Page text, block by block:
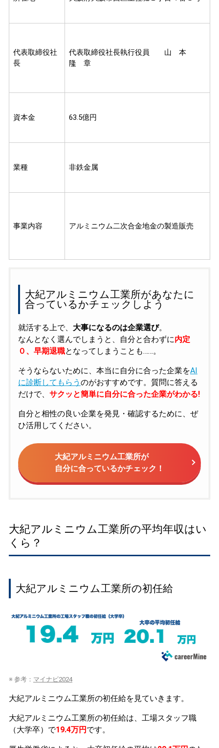
代表取締役社
長
代表取締役社長執行役員 山 本
隆 章
資本金 63.5億円
業種 非鉄金属
事業内容 アルミニウム二次合金地金の製造販売
大紀アルミニウム工業所があなたに
合っているかチェックしよう
就活する上で、 大事になるのは企業選び。
なんとなく選んでしまうと、自分と合わずに内定
０、早期退職となってしまうことも……。
そうならないために、本当に自分に合った企業をAI
に診断してもらう のがおすすめです。質問に答える
だけで、 サクッと簡単に自分に合った企業がわかる!
自分と相性の良い企業を発見・確認するために、ぜ
ひ活用してください。
大紀アルミニウム工業所が
自分に合っているかチェック！
大紀アルミニウム工業所の平均年収はい
くら？
大紀アルミニウム工業所の初任給
※ 参考： マイナビ2024
大紀アルミニウム工業所の初任給を見ていきます。
大紀アルミニウム工業所の初任給は、工場スタッフ職
（大学卒）で19.4万円 です。